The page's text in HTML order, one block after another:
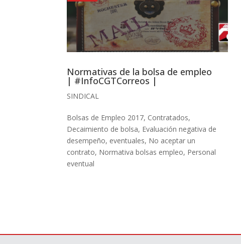
Normativas de la bolsa de empleo
| #InfoCGTCorreos |
SINDICAL
Bolsas de Empleo 2017, Contratados,
Decaimiento de bolsa, Evaluación negativa de
desempeño, eventuales, No aceptar un
contrato, Normativa bolsas empleo, Personal
eventual